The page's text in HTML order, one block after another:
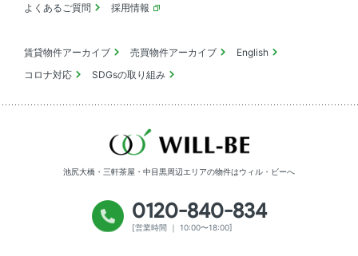
よくあるご質問
採用情報
賃貸物件アーカイブ 売買物件アーカイブ
English
コロナ対応
SDGsの取り組み
池尻大橋・三軒茶屋・中目黒周辺エリアの物件はウィル・ビーへ
0120-840-834
[営業時間 ｜ 10:00〜18:00]